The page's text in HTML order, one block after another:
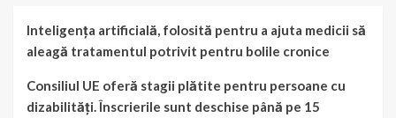
Inteligența artificială, folosită pentru a ajuta medicii să
aleagă tratamentul potrivit pentru bolile cronice
Consiliul UE oferă stagii plătite pentru persoane cu
dizabilități. Înscrierile sunt deschise până pe 15